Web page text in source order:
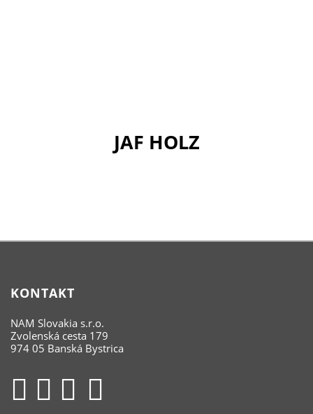
JAF HOLZ
KONTAKT
NAM Slovakia s.r.o.
Zvolenská cesta 179
974 05 Banská Bystrica